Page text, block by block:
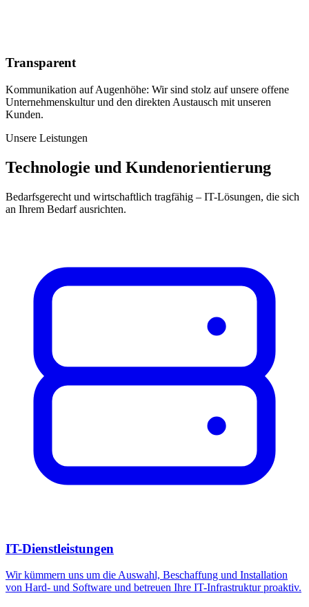
Transparent
Kommunikation auf Augenhöhe: Wir sind stolz auf unsere offene
Unternehmenskultur und den direkten Austausch mit unseren
Kunden.
Unsere Leistungen
Technologie und Kundenorientierung
Bedarfsgerecht und wirtschaftlich tragfähig – IT-Lösungen, die sich
an Ihrem Bedarf ausrichten.
IT-Dienstleistungen
Wir kümmern uns um die Auswahl, Beschaffung und Installation
von Hard- und Software und betreuen Ihre IT-Infrastruktur proaktiv.